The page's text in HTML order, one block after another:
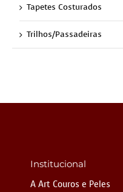
Tapetes Costurados
Trilhos/Passadeiras
Institucional
A Art Couros e Peles